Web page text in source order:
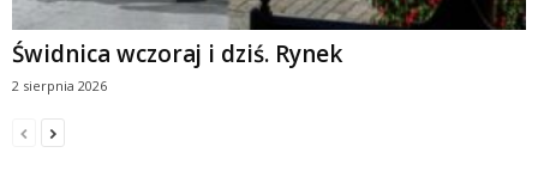
Świdnica wczoraj i dziś. Rynek
2 sierpnia 2026